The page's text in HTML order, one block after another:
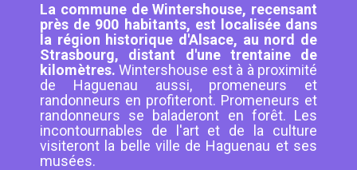
La commune de Wintershouse, recensant
près de 900 habitants, est localisée dans
la région historique d'Alsace, au nord de
Strasbourg, distant d'une trentaine de
kilomètres. Wintershouse est à à proximité
de Haguenau aussi, promeneurs et
randonneurs en profiteront. Promeneurs et
randonneurs se baladeront en forêt. Les
incontournables de l'art et de la culture
visiteront la belle ville de Haguenau et ses
musées.